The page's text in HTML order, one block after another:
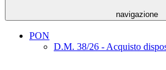
navigazione
PON
D.M. 38/26 - Acquisto